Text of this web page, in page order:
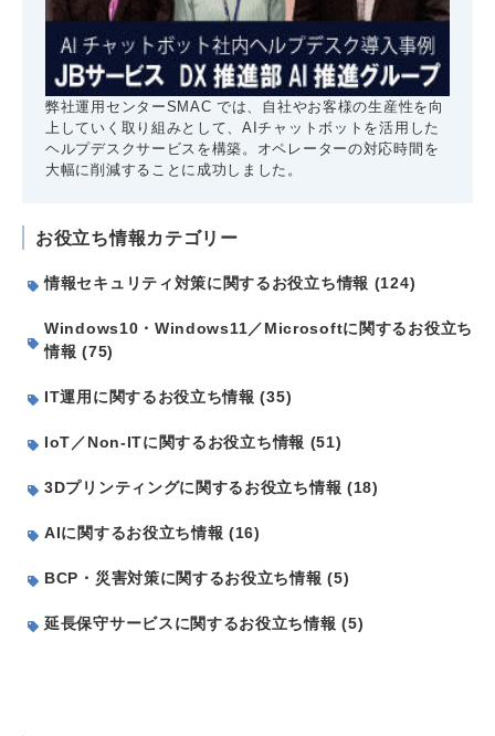
弊社運用センターSMAC では、自社やお客様の生産性を向
上していく取り組みとして、AIチャットボットを活用した
ヘルプデスクサービスを構築。オペレーターの対応時間を
大幅に削減することに成功しました。
お役立ち情報カテゴリー
情報セキュリティ対策に関するお役立ち情報 (124)
Windows10・Windows11／Microsoftに関するお役立ち
情報 (75)
IT運用に関するお役立ち情報 (35)
IoT／Non-ITに関するお役立ち情報 (51)
3Dプリンティングに関するお役立ち情報 (18)
AIに関するお役立ち情報 (16)
BCP・災害対策に関するお役立ち情報 (5)
延長保守サービスに関するお役立ち情報 (5)